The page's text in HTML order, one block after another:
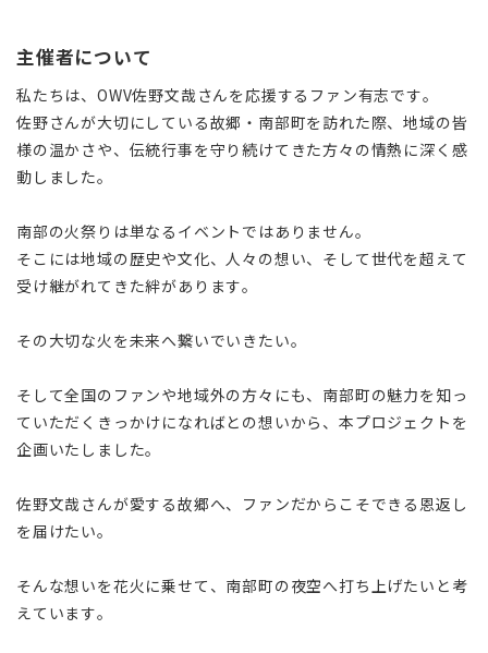
主催者について
私たちは、OWV佐野文哉さんを応援するファン有志です。
佐野さんが大切にしている故郷・南部町を訪れた際、地域の皆
様の温かさや、伝統行事を守り続けてきた方々の情熱に深く感
動しました。
南部の火祭りは単なるイベントではありません。
そこには地域の歴史や文化、人々の想い、そして世代を超えて
受け継がれてきた絆があります。
その大切な火を未来へ繋いでいきたい。
そして全国のファンや地域外の方々にも、南部町の魅力を知っ
ていただくきっかけになればとの想いから、本プロジェクトを
企画いたしました。
佐野文哉さんが愛する故郷へ、ファンだからこそできる恩返し
を届けたい。
そんな想いを花火に乗せて、南部町の夜空へ打ち上げたいと考
えています。